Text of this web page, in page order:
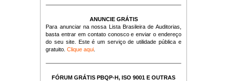
ANUNCIE GRÁTIS
Para anunciar na nossa Lista Brasileira de Auditorias,
basta entrar em contato conosco e enviar o endereço
do seu site. Este é um serviço de utilidade pública e
gratuito.Clique aqui
FÓRUM GRÁTIS PBQP-H, ISO 9001 E OUTRAS